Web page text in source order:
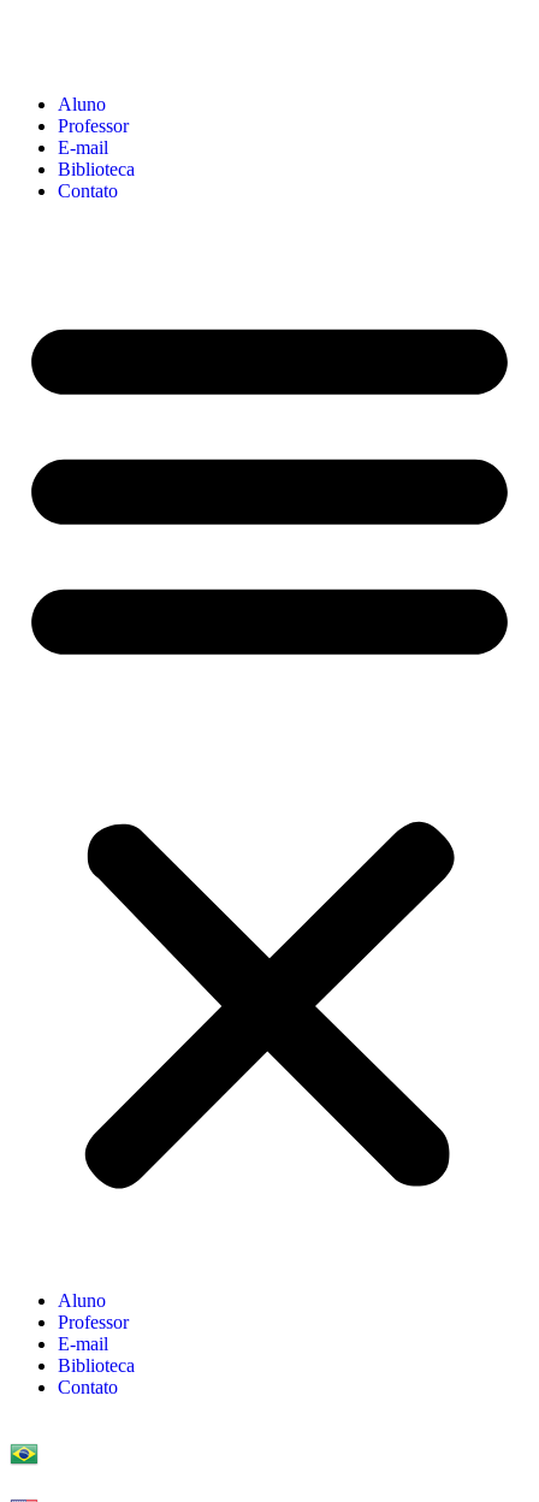
Aluno
Professor
E-mail
Biblioteca
Contato
Aluno
Professor
E-mail
Biblioteca
Contato